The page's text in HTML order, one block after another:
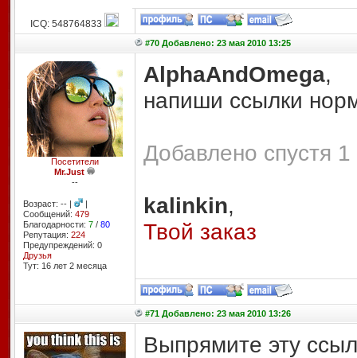
ICQ: 548764833
#70 Добавлено: 23 мая 2010 13:25
Посетители
Mr.Just
--
Возраст: -- |
|
Сообщений: 479
Благодарности: 7/ 80
Репутация: 224
Предупреждений: 0
Друзья
Тут: 16 лет 2 месяцa
AlphaAndOmega,
напиши ссылки
Добавлено спустя
kalinkin,
Твой заказ
#71 Добавлено: 23 мая 2010 13:26
Выпрямите эту